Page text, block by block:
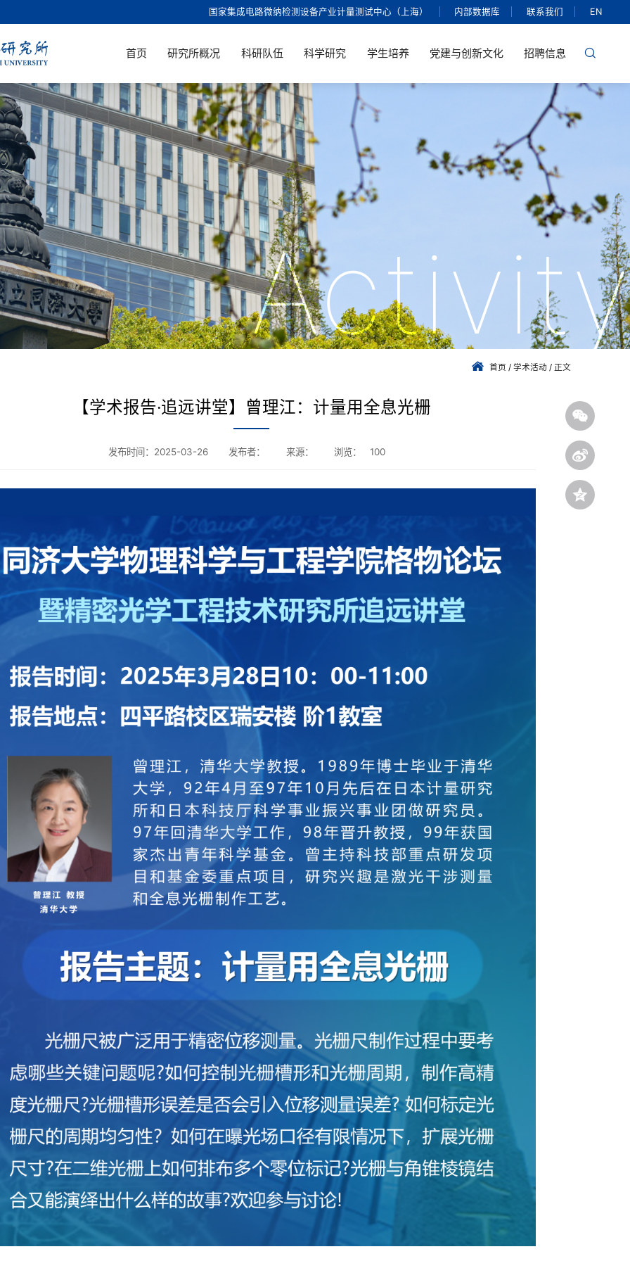
国家集成电路微纳检测设备产业计量测试中心（上海） 内部数据库 联系我们 EN
首页 研究所概况 科研队伍 科学研究 学生培养 党建与创新文化 招聘信息
Activity
首页 / 学术活动 / 正文
【学术报告·追远讲堂】曾理江：计量用全息光栅
发布时间：2025-03-26 发布者： 来源： 浏览： 100